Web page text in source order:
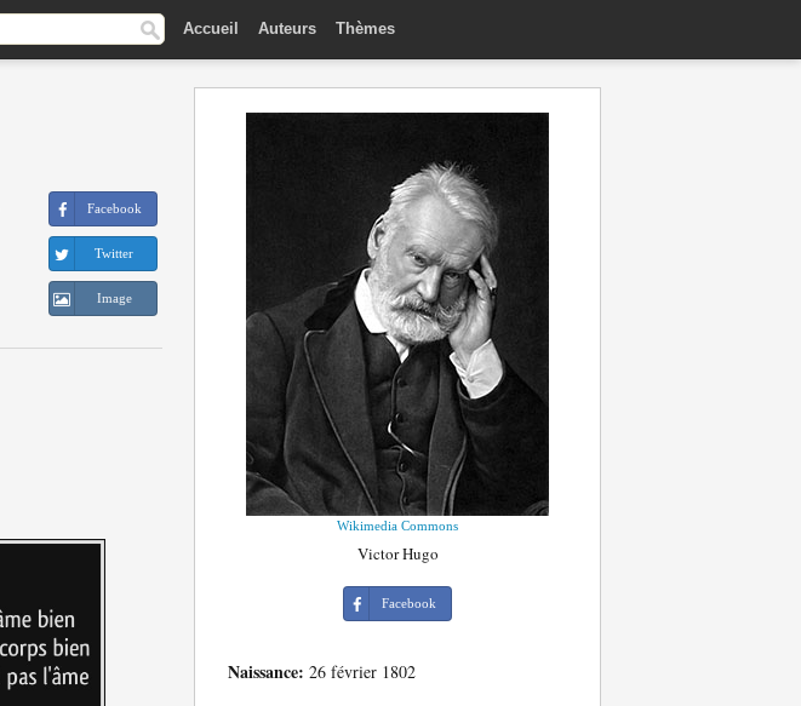
Accueil Auteurs Thèmes
Facebook
Twitter
Image
Wikimedia Commons
Victor Hugo
Facebook
Naissance: 26 février 1802